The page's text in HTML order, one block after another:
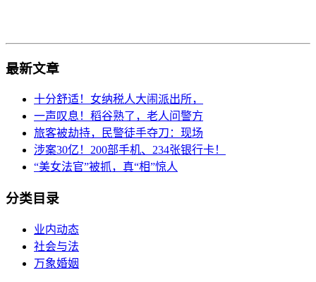
最新文章
十分舒适！女纳税人大闹派出所，
一声叹息！稻谷熟了，老人问警方
旅客被劫持，民警徒手夺刀：现场
涉案30亿！200部手机、234张银行卡！
“美女法官”被抓，真“相”惊人
分类目录
业内动态
社会与法
万象婚姻